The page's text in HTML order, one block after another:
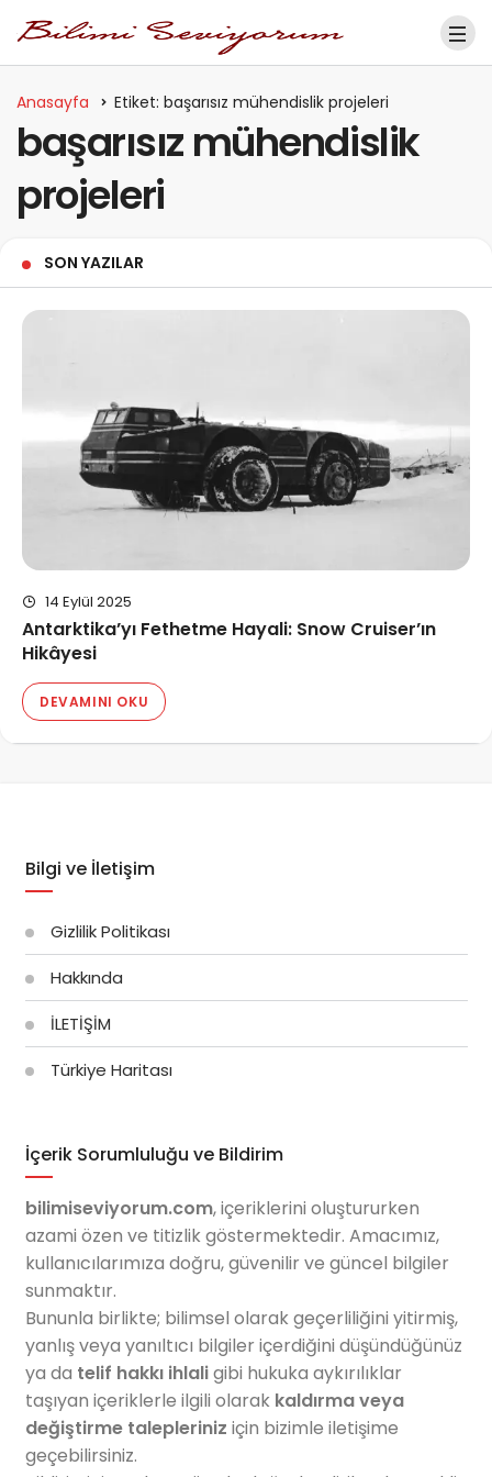
Anasayfa Etiket: başarısız mühendislik projeleri
başarısız mühendislik
projeleri
SON YAZILAR
14 Eylül 2025
Antarktika’yı Fethetme Hayali: Snow Cruiser’ın
Hikâyesi
DEVAMINI OKU
Bilgi ve İletişim
Gizlilik Politikası
Hakkında
İLETİŞİM
Türkiye Haritası
İçerik Sorumluluğu ve Bildirim
bilimiseviyorum.com, içeriklerini oluştururken
azami özen ve titizlik göstermektedir. Amacımız,
kullanıcılarımıza doğru, güvenilir ve güncel bilgiler
sunmaktır.
Bununla birlikte; bilimsel olarak geçerliliğini yitirmiş,
yanlış veya yanıltıcı bilgiler içerdiğini düşündüğünüz
ya da telif hakkı ihlaligibi hukuka aykırılıklar
taşıyan içeriklerle ilgili olarak kaldırma veya
değiştirme talepleriniz için bizimle iletişime
geçebilirsiniz.